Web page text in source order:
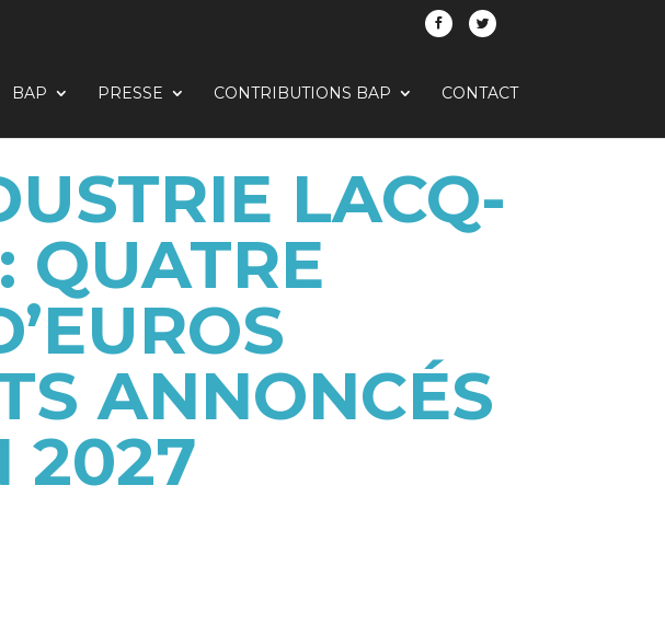
BAP PRESSE CONTRIBUTIONS BAP CONTACT
LACQ-
QUATRE
ANNONCÉS
2027